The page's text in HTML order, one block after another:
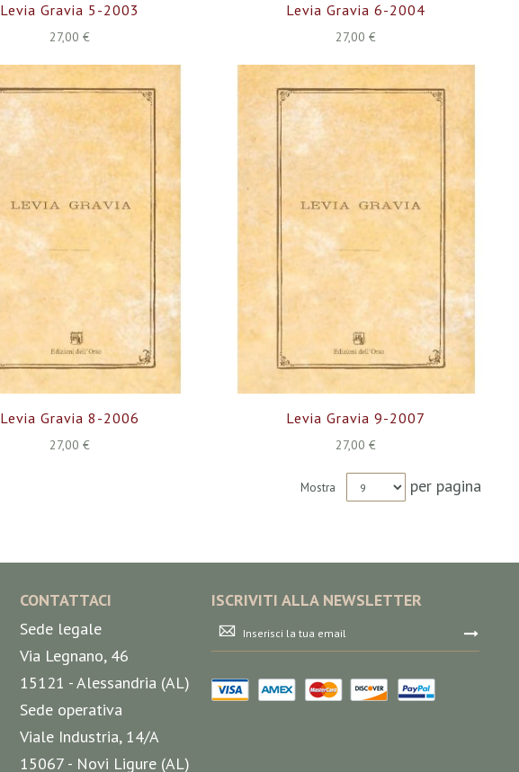
Levia Gravia 5-2003
27,00 €
Levia Gravia 6-2004
27,00 €
Levia Gravia 8-2006
27,00 €
Levia Gravia 9-2007
27,00 €
Mostra per pagina
CONTATTACI
Sede legale
Via Legnano, 46
15121 - Alessandria (AL)
Sede operativa
Viale Industria, 14/A
15067 - Novi Ligure (AL)
ISCRIVITI ALLA NEWSLETTER
Iscriviti
alla
nostra